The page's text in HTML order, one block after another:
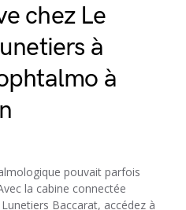
chez Le
à
à
pouvait parfois
la cabine connectée
Baccarat, accédez à